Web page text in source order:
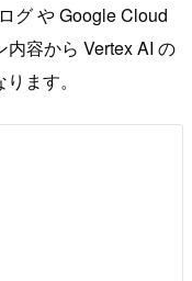
グ や Google Cloud
容から Vertex AI の
ます。